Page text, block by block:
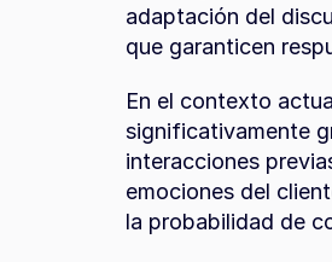
adaptación del
que garanticen
En el contexto
significativamente
interacciones
emociones del
la probabilidad de